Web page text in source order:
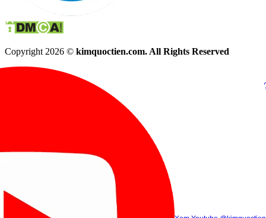
Copyright 2026 © kimquoctien.com. All Rights Reserved
(8h00 - 21h30)
(8h00 -